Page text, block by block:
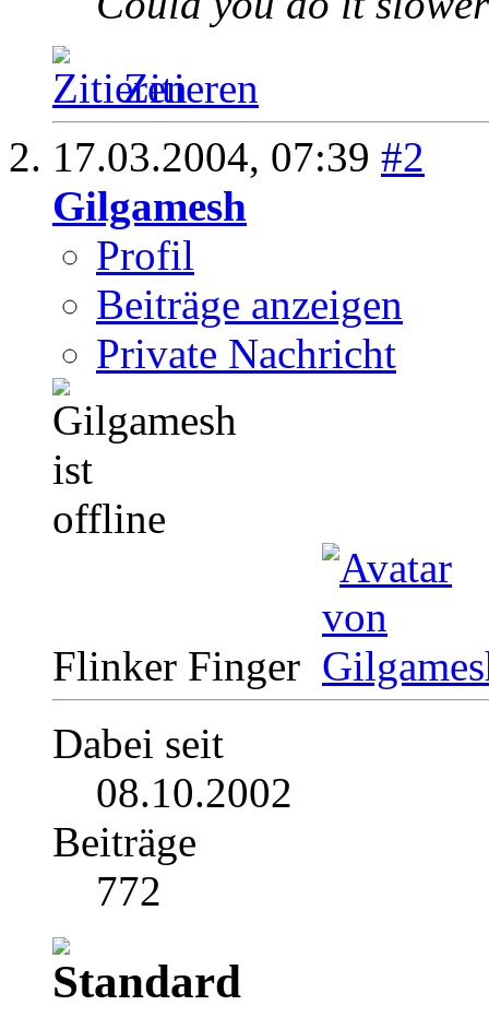
Zitieren
17.03.2004, 07:39 #2
Gilgamesh
Profil
Beiträge anzeigen
Private Nachricht
Flinker Finger
Dabei seit
08.10.2002
Beiträge
772